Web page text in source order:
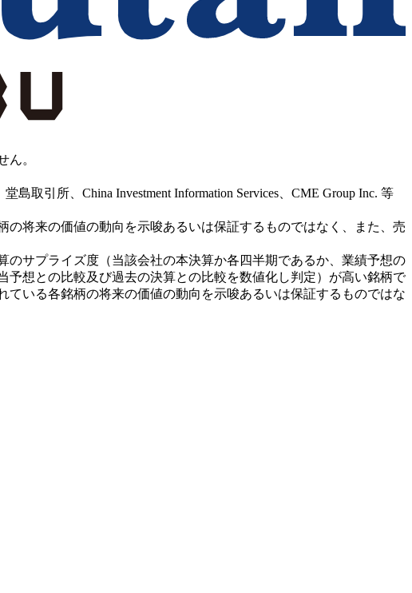
ん。
取引所、China Investment Information Services、CME Group Inc. 等
将来の価値の動向を示唆あるいは保証するものではなく、また、売
サプライズ度（当該会社の本決算か各四半期であるか、業績予想の
想との比較及び過去の決算との比較を数値化し判定）が高い銘柄で
いる各銘柄の将来の価値の動向を示唆あるいは保証するものではな